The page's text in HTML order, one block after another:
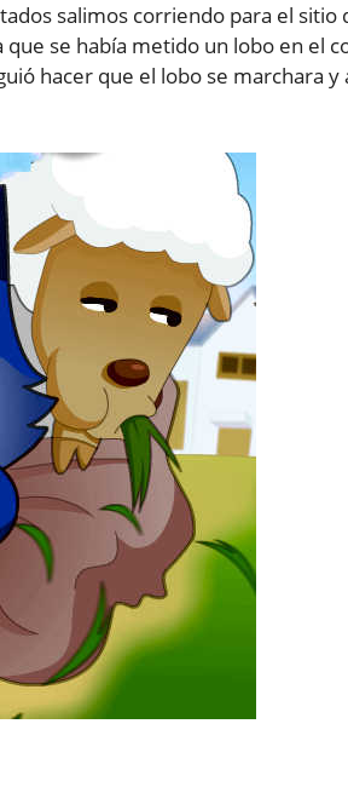
salimos corriendo para el sitio
se había metido un lobo en el
hacer que el lobo se marchara y